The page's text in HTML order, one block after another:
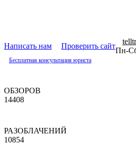
Написать нам Проверить сайт
Пн-
Бесплатная консультация юриста
ОБЗОРОВ
14408
РАЗОБЛАЧЕНИЙ
10854